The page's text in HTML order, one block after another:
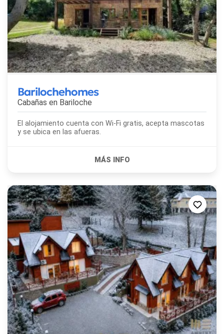
Barilochehomes
Cabañas en Bariloche
El alojamiento cuenta con Wi-Fi gratis, acepta mascotas
y se ubica en las afueras.